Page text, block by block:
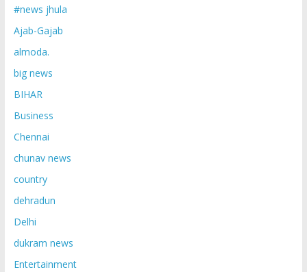
#news jhula
Ajab-Gajab
almoda.
big news
BIHAR
Business
Chennai
chunav news
country
dehradun
Delhi
dukram news
Entertainment